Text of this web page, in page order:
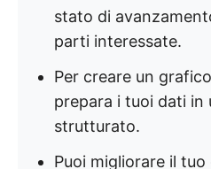
stato di
parti interessate.
Per creare un
prepara i tuoi dati in
strutturato.
Puoi migliorare il